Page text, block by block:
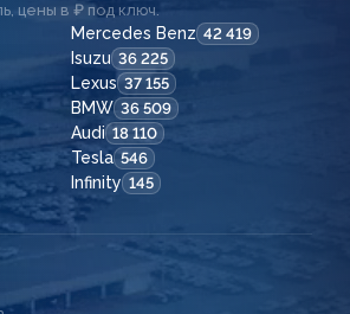
цены в ₽ под ключ.
Mercedes Benz 42 419
Isuzu 36 225
Lexus 37 155
BMW 36 509
Audi 18 110
Tesla 546
Infinity 145